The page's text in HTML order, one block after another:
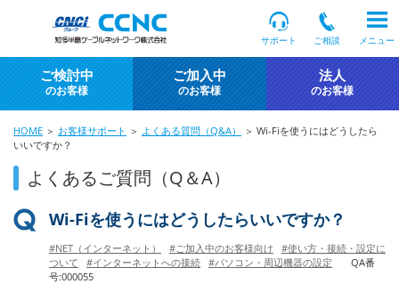
サポート ご相談 メニュー
ご検討中
のお客様
ご加入中
のお客様
法人
のお客様
HOME ＞ お客様サポート ＞ よくある質問（Q&A）
＞ Wi-Fiを使うにはどうしたら
いいですか？
よくあるご質問（Q＆A）
Wi-Fiを使うにはどうしたらいいですか？
#NET（インターネット） #ご加入中のお客様向け
#使い方・接続・設定に
ついて
#インターネットへの接続 #パソコン・周辺機器の設定
QA番
号:000055